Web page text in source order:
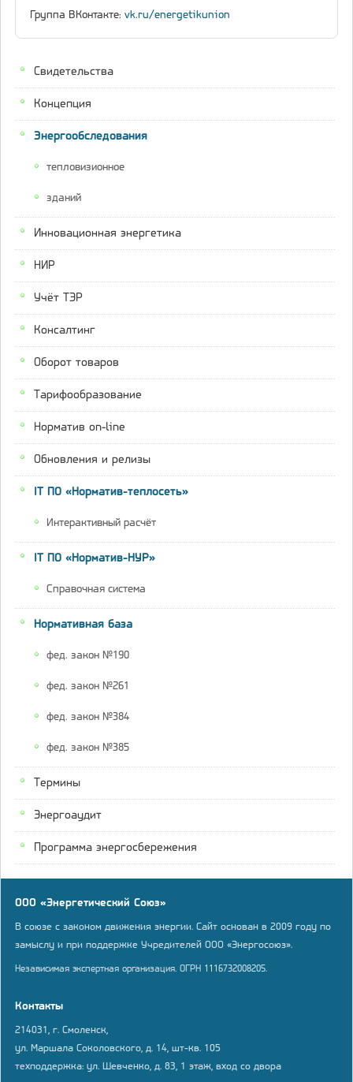
Свидетельства
Концепция
Энергообследования
тепловизионное
зданий
Инновационная энергетика
НИР
Учёт ТЭР
Консалтинг
Оборот товаров
Тарифообразование
Норматив on-line
Обновления и релизы
IT ПО «Норматив-теплосеть»
Интерактивный расчёт
IT ПО «Норматив-НУР»
Справочная система
Нормативная база
фед. закон №190
фед. закон №261
фед. закон №384
фед. закон №385
Термины
Энергоаудит
Программа энергосбережения
Группа ВКонтакте: vk.ru/energetikunion
ООО «Энергетический Союз»
В союзе с законом движения энергии. Сайт основан в 2009 году по
замыслу и при поддержке Учредителей ООО «Энергосоюз».
Независимая экспертная организация. ОГРН 1116732008205.
Контакты
214031, г. Смоленск,
ул. Маршала Соколовского, д. 14, шт-кв. 105
техподдержка: ул. Шевченко, д. 83, 1 этаж, вход со двора